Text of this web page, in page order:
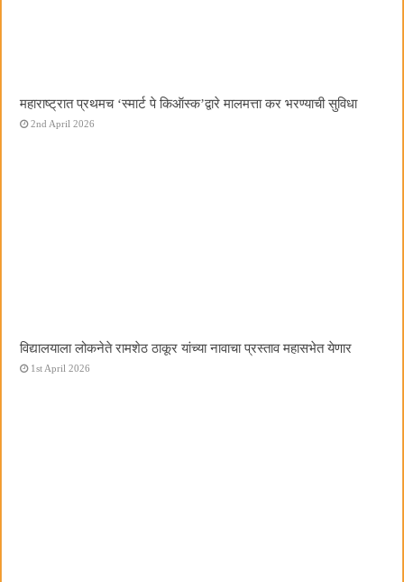
महाराष्ट्रात प्रथमच ‌‘स्मार्ट पे किऑस्क‌’द्वारे मालमत्ता कर भरण्याची सुविधा
2nd April 2026
विद्यालयाला लोकनेते रामशेठ ठाकूर यांच्या नावाचा प्रस्ताव महासभेत येणार
1st April 2026